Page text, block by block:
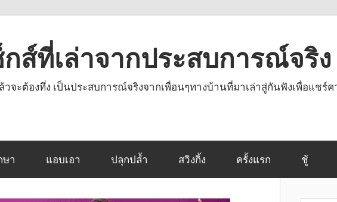
กส์ที่เล่าจากประสบการณ์จริง
วจะต้องทึ่ง เป็นประสบการณ์จริงจากเพื่อนๆทางบ้านที่มาเล่าสู่กันฟังเพื่อแชร์
า แอบเอา ปลุกปล้ำ สวิงกิ้ง ครั้งแรก ชู้